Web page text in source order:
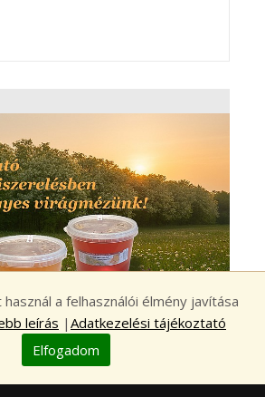
a felhasználói élmény javítása
leírás | Adatkezelési tájékoztató
Elfogadom